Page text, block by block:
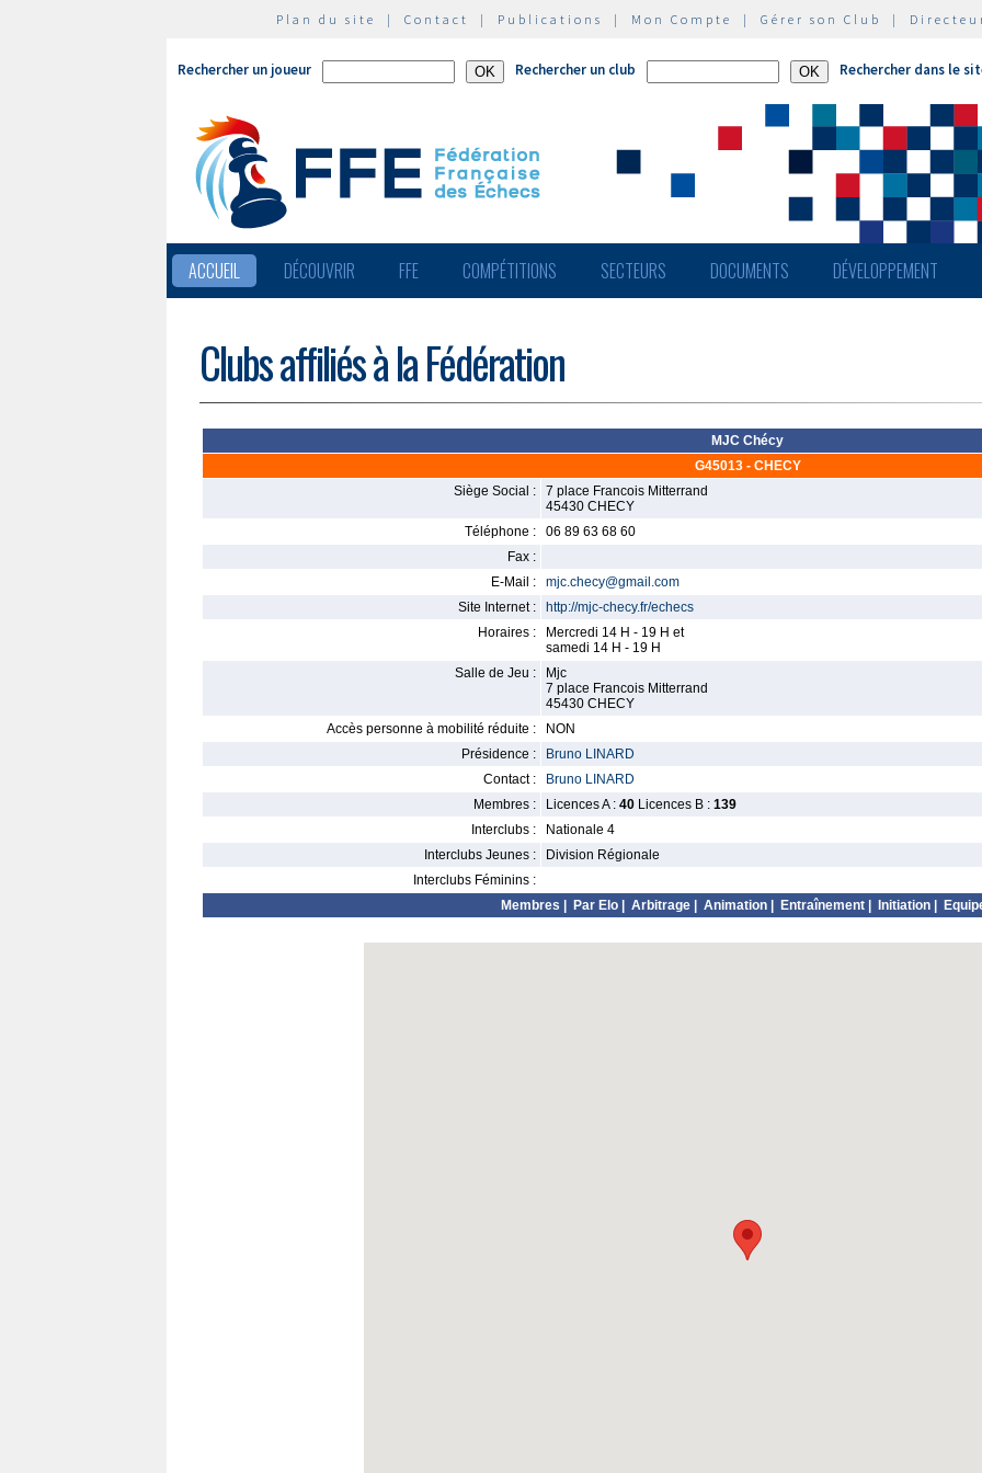
Plan du site | Contact | Publications | Mon Compte | Gérer son Club |
Rechercher un joueur Rechercher un club Rechercher dans le
ACCUEIL DÉCOUVRIR FFE COMPÉTITIONS SECTEURS DOCUMENTS DÉVELOPPEMENT
Clubs affiliés à la Fédération
MJC Chécy
G45013 - CHECY
Siège Social :
7 place Francois Mitterrand
45430 CHECY
Téléphone :
06 89 63 68 60
Fax :
E-Mail :
mjc.checy@gmail.com
Site Internet :
http://mjc-checy.fr/echecs
Horaires :
Mercredi 14 H - 19 H et
samedi 14 H - 19 H
Salle de Jeu :
Mjc
7 place Francois Mitterrand
45430 CHECY
Accès personne à mobilité réduite :
NON
Présidence :
Bruno LINARD
Contact :
Bruno LINARD
Membres :
Licences A : 40 Licences B : 139
Interclubs :
Nationale 4
Interclubs Jeunes :
Division Régionale
Interclubs Féminins :
Membres
Par Elo Arbitrage Animation Entraînement Initiation